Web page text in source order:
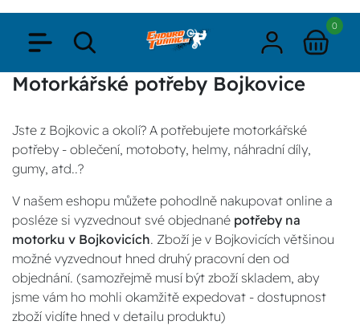
0
Motorkářské potřeby Bojkovice
Jste z Bojkovic a okolí? A potřebujete motorkářské
potřeby - oblečení, motoboty, helmy, náhradní díly,
gumy, atd..?
V našem eshopu můžete pohodlně nakupovat online a
posléze si vyzvednout své objednané potřeby na
motorku v Bojkovicích. Zboží je v Bojkovicích většinou
možné vyzvednout hned druhý pracovní den od
objednání. (samozřejmě musí být zboží skladem, aby
jsme vám ho mohli okamžitě expedovat - dostupnost
zboží vidíte hned v detailu produktu)